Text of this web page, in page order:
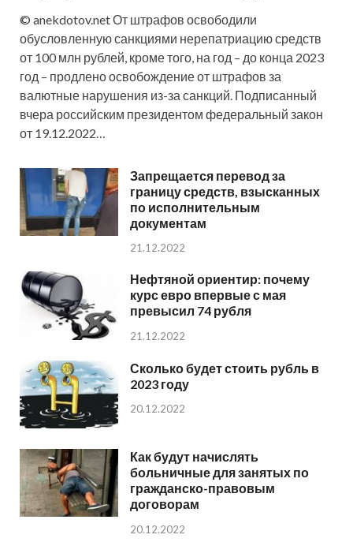
© anekdotov.net От штрафов освободили
обусловленную санкциями нерепатриацию средств
от 100 млн рублей, кроме того, на год – до конца 2023
год – продлено освобождение от штрафов за
валютные нарушения из-за санкций. Подписанный
вчера российским президентом федеральный закон
от 19.12.2022…
Запрещается перевод за
границу средств, взысканных
по исполнительным
документам
21.12.2022
Нефтяной ориентир: почему
курс евро впервые с мая
превысил 74 рубля
21.12.2022
Сколько будет стоить рубль в
2023 году
20.12.2022
Как будут начислять
больничные для занятых по
гражданско-правовым
договорам
20.12.2022